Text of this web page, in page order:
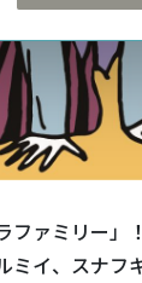
ファミリー」！
ミイ、スナ